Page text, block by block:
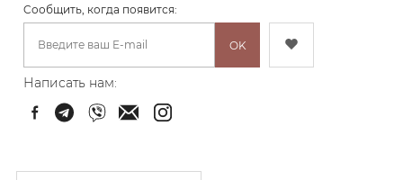
Cообщить, когда появится:
OK
Написать нам: